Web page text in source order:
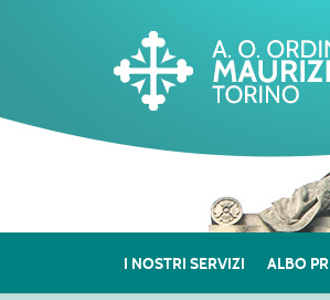
I NOSTRI SERVIZI ALBO